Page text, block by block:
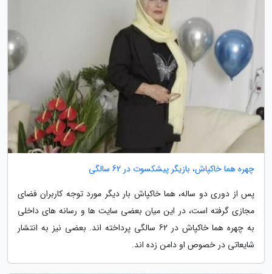
چهره هما خاکپاش، بازیگر پیشکسوت در 62 سالگی
پس از دوری دو ساله، هما خاکپاش بار دیگر مورد توجه کاربران فضای
مجازی گرفته است، در این میان بعضی سایت ها و رسانه های داخلی
به چهره هما خاکپاش در 62 سالگی پرداخته اند. بعضی نیز به انتشار
شایعاتی در خصوص او دامن زده اند.